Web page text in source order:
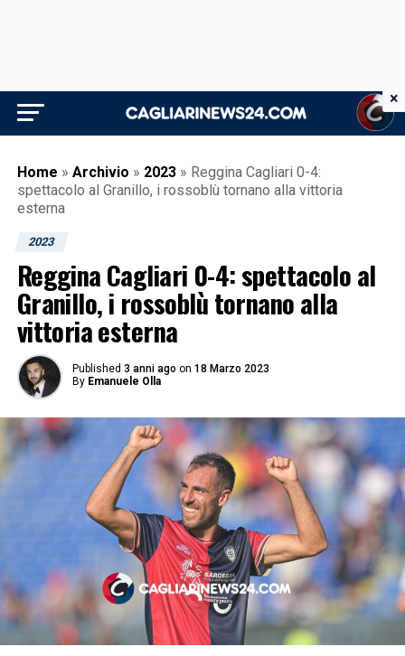
Home » Archivio » 2023 » Reggina Cagliari 0-4:
spettacolo al Granillo, i rossoblù tornano alla vittoria
esterna
2023
Reggina Cagliari 0-4: spettacolo al
Granillo, i rossoblù tornano alla
vittoria esterna
Published 3 anni ago on 18 Marzo 2023
By Emanuele Olla
×